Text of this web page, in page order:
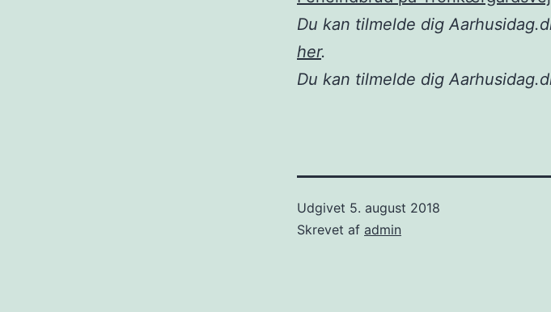
Du kan tilmelde dig
her.
Du kan tilmelde dig
Udgivet 5. august 2018
Skrevet af admin